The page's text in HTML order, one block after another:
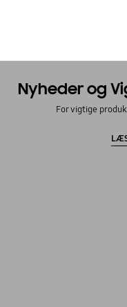
Nyheder og
For vigtige